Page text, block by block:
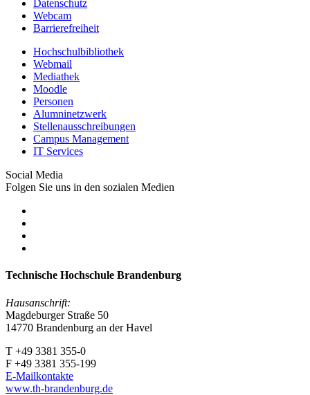
Datenschutz
Webcam
Barrierefreiheit
Hochschulbibliothek
Webmail
Mediathek
Moodle
Personen
Alumninetzwerk
Stellenausschreibungen
Campus Management
IT Services
Social Media
Folgen Sie uns in den sozialen Medien
Technische Hochschule Brandenburg
Hausanschrift:
Magdeburger Straße 50
14770 Brandenburg an der Havel
T +49 3381 355-0
F +49 3381 355-199
E-Mailkontakte
www.th-brandenburg.de